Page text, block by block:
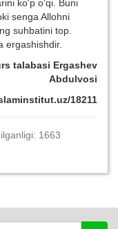
ko‘p o‘qi. Buni
senga Allohni
suhbatini top.
ergashishdir.
talabasi Ergashev
Abdulvosi
18211
1663